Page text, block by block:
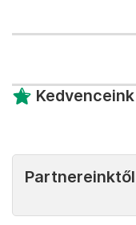
Kedvenceink
Partnereinktől